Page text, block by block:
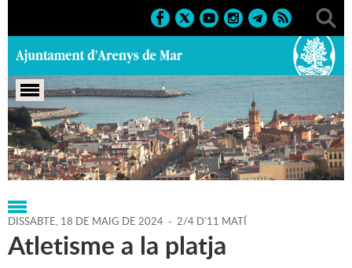
Portada > Regidories > Cultura > Agenda > 18-05-2024
DISSABTE, 18 DE MAIG DE 2024 - 2/4 D'11 MATÍ
Atletisme a la platja